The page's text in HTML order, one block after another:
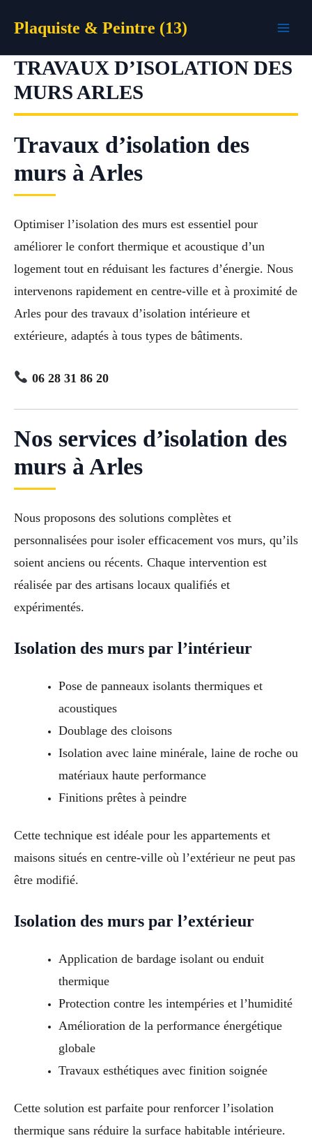
Plaquiste & Peintre (13)
TRAVAUX D’ISOLATION DES
MURS ARLES
Travaux d’isolation des
murs à Arles
Optimiser l’isolation des murs est essentiel pour
améliorer le confort thermique et acoustique d’un
logement tout en réduisant les factures d’énergie. Nous
intervenons rapidement en centre-ville et à proximité de
Arles pour des travaux d’isolation intérieure et
extérieure, adaptés à tous types de bâtiments.
06 28 31 86 20
Nos services d’isolation des
murs à Arles
Nous proposons des solutions complètes et
personnalisées pour isoler efficacement vos murs, qu’ils
soient anciens ou récents. Chaque intervention est
réalisée par des artisans locaux qualifiés et
expérimentés.
Isolation des murs par l’intérieur
Pose de panneaux isolants thermiques et
acoustiques
Doublage des cloisons
Isolation avec laine minérale, laine de roche ou
matériaux haute performance
Finitions prêtes à peindre
Cette technique est idéale pour les appartements et
maisons situés en centre-ville où l’extérieur ne peut pas
être modifié.
Isolation des murs par l’extérieur
Application de bardage isolant ou enduit
thermique
Protection contre les intempéries et l’humidité
Amélioration de la performance énergétique
globale
Travaux esthétiques avec finition soignée
Cette solution est parfaite pour renforcer l’isolation
thermique sans réduire la surface habitable intérieure.